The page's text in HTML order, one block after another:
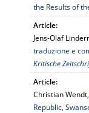
the Results of
Article:
Jens-Olaf
traduzione e
Kritische
Article:
Christian Wendt,
Republic,